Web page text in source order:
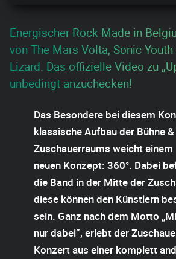
Energischer Rock Made in
von The Mars Volta, Sonic
Lizard. Das offizielle Video zu
unbedingt anzuchecken!
Das Besondere bei diesem
klassische Aufbau der Bühne
Zuschauerraums weicht einem
neuen Konzept: 360°. Dabei
die Band in der Mitte der
diese können den Künstlern
sein. Ganz nach dem Motto
nur dabei“, erlebt der
Konzert aus einer komplett